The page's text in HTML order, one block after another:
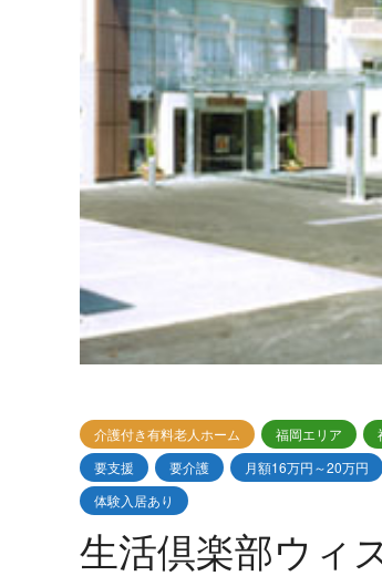
介護付き有料老人ホーム 福岡エリア
要支援
要介護 月額16万円～20万円
体験入居あり
生活倶楽部ウィ